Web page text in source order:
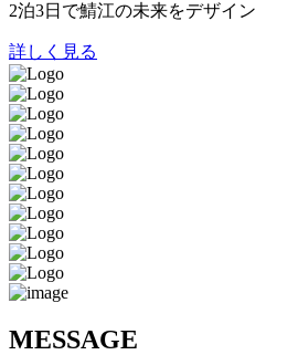
2泊3日で鯖江の未来をデザイン
詳しく見る
MESSAGE